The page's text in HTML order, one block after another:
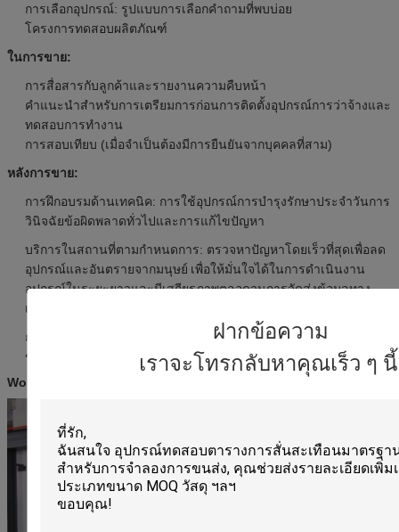
ฝากข้อความ
เราจะโทรกลับหาคุณเร็ว ๆ
การเลือกอุปกรณ์: รูปแบบการเลือกคำถามที่พบบ่อย
โครงการทดสอบผลิตภัณฑ์
ในการขาย:
การสื่อสารกับลูกค้าและรายงานความคืบหน้า
คำแนะนำสำหรับการเตรียมการก่อนการติดตั้งอุปกรณ์การว่าจ้างและ
ทดสอบการทำงาน
การสอบเทียบ (เมื่อจำเป็นต้องมีการยืนยันจากบุคคลที่สาม)
หลังการขาย:
การฝึกอบรมด้านเทคนิค: การใช้อุปกรณ์การบำรุงรักษาประจำวันการ
วินิจฉัยข้อผิดพลาดทั่วไปและการแก้ไขปัญหา
บริการในสถานที่ตามกำหนดการ: ตรวจหาปัญหาโดยเร็วที่สุดเพื่อลด
อุปกรณ์และอันตรายจากมนุษย์ เพื่อให้มั่นใจได้ในการดำเนินงาน
อุปกรณ์ในระยะยาวและมีเสถียรภาพตลอดจนการจัดส่งข้อมูลทาง
เทคนิคล่าสุด
การสนับสนุนด้านเทคนิค: มีบริการชำระเงินพิเศษตามความต้องการ
ของลูกค้า
Workshop: